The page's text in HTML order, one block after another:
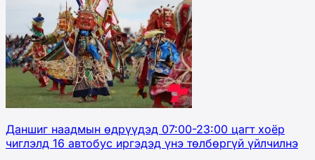
Даншиг наадмын өдрүүдэд 07:00-23:00 цагт хоёр
чиглэлд 16 автобус иргэдэд үнэ төлбөргүй үйлчилнэ